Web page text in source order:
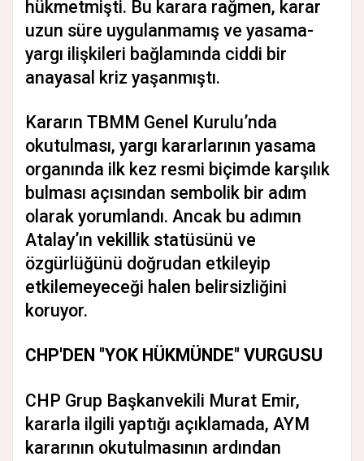
hükmetmişti. Bu karara rağmen, karar
uzun süre uygulanmamış ve yasama-
yargı ilişkileri bağlamında ciddi bir
anayasal kriz yaşanmıştı.
Kararın TBMM Genel Kurulu’nda
okutulması, yargı kararlarının yasama
organında ilk kez resmi biçimde karşılık
bulması açısından sembolik bir adım
olarak yorumlandı. Ancak bu adımın
Atalay’ın vekillik statüsünü ve
özgürlüğünü doğrudan etkileyip
etkilemeyeceği halen belirsizliğini
koruyor.
CHP'DEN "YOK HÜKMÜNDE" VURGUSU
CHP Grup Başkanvekili Murat Emir,
kararla ilgili yaptığı açıklamada, AYM
kararının okutulmasının ardından